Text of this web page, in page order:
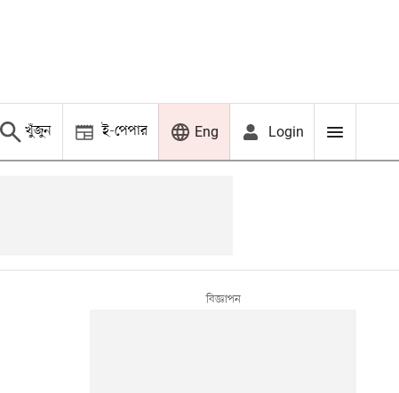
খুঁজুন ই-পেপার Eng Login